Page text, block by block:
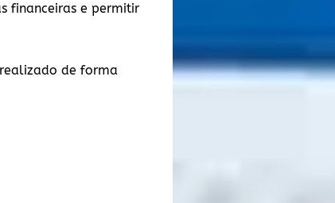
financeiras e permitir
de forma